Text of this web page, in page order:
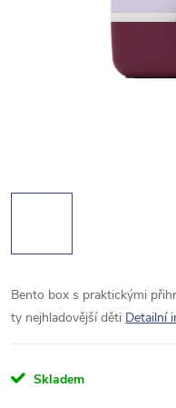
Bento box s praktickými
ty nejhladovější děti Detailní
Skladem